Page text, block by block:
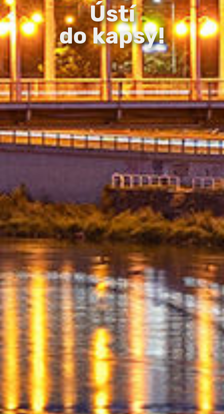
Ústí
do kapsy!